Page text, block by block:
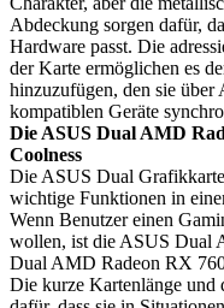
Abdeckung sorgen dafür,
Hardware passt. Die
der Karte ermöglichen es
hinzuzufügen, den sie
kompatiblen Geräte
Die ASUS Dual AMD
Coolness
Die ASUS Dual
wichtige Funktionen in
Wenn Benutzer einen
wollen, ist die ASUS Dual
Dual AMD Radeon RX
Die kurze Kartenlänge und